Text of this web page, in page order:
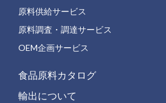
原料供給サービス
原料調査・調達サービス
OEM企画サービス
食品原料カタログ
輸出について